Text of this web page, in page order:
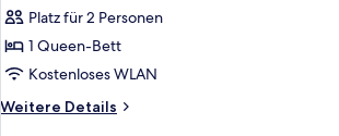
eigenes
Bad
(Superior
Double
Bungalow)
Platz für 2 Personen
1 Queen-Bett
Kostenloses WLAN
Weitere Details
Weitere